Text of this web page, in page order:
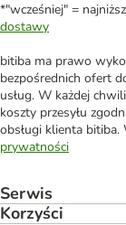
*"wcześniej" =
dostawy
bitiba ma prawo
bezpośrednich ofert
usług. W każdej
koszty przesyłu
obsługi klienta bitiba.
prywatności
Serwis
Korzyści